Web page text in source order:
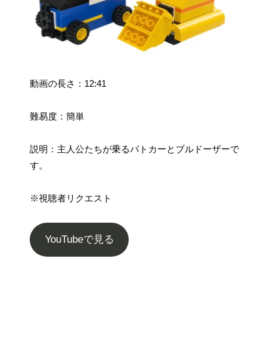
動画の長さ：12:41
難易度：簡単
説明：主人公たちが乗るパトカーとブルドーザーで
す。
※視聴者リクエスト
YouTubeで見る